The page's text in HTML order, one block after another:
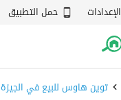
الإعدادات حمل التطبيق
توين هاوس للبيع في الجيزة